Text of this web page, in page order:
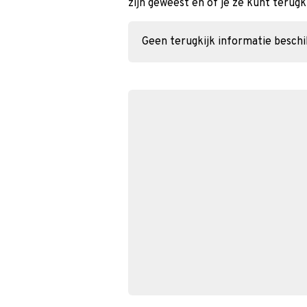
zijn geweest en of je ze kunt
Geen terugkijk informatie